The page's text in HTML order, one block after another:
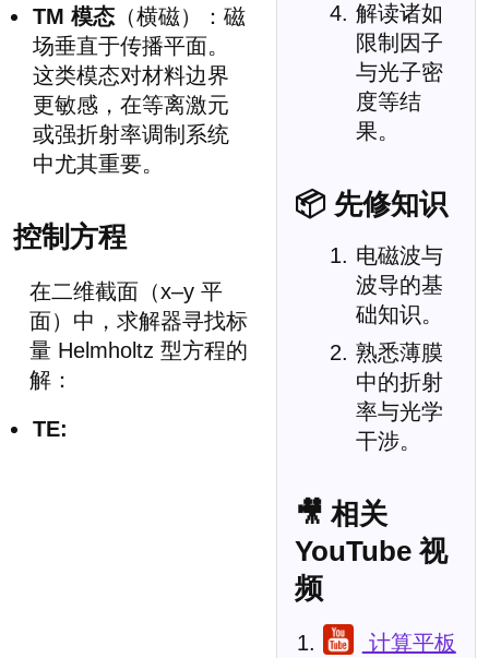
解读诸如
限制因子
与光子密
度等结
果。
📦 先修知识
电磁波与
波导的基
础知识。
熟悉薄膜
中的折射
率与光学
干涉。
🎥 相关
YouTube 视
频
计算平板
TM 模态 （横磁）：磁
场垂直于传播平面。
这类模态对材料边界
更敏感，在等离激元
或强折射率调制系统
中尤其重要。
控制方程
在二维截面（x–y 平
面）中，求解器寻找标
量 Helmholtz 型方程的
解：
TE: